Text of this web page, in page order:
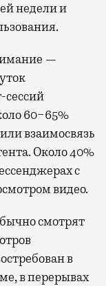
недели и
—
сессий
60−65%
взаимосвязь
Около 40%
с
видео.
смотрят
в
в перерывах